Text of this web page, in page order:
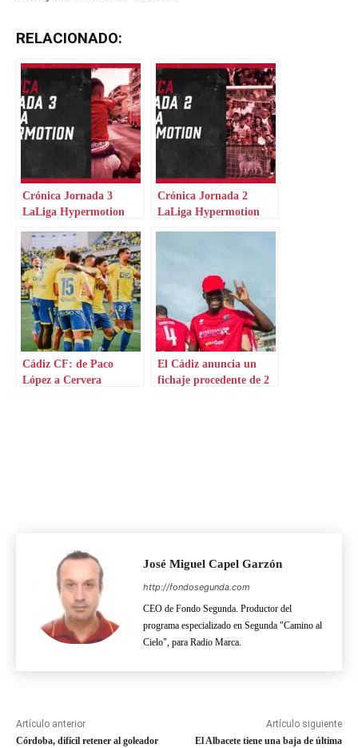
RELACIONADO:
Crónica Jornada 3
LaLiga Hypermotion
Crónica Jornada 2
LaLiga Hypermotion
Cádiz CF: de Paco
López a Cervera
El Cádiz anuncia un
fichaje procedente de 2
José Miguel Capel Garzón
http://fondosegunda.com
CEO de Fondo Segunda. Productor del
programa especializado en Segunda "Camino al
Cielo", para Radio Marca.
Artículo anterior
Córdoba, difícil retener al goleador
Artículo siguiente
El Albacete tiene una baja de última